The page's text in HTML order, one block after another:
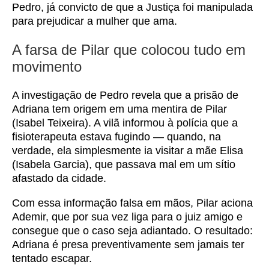
Pedro, já convicto de que a Justiça foi manipulada
para prejudicar a mulher que ama.
A farsa de Pilar que colocou tudo em
movimento
A investigação de Pedro revela que a prisão de
Adriana tem origem em uma mentira de Pilar
(Isabel Teixeira). A vilã informou à polícia que a
fisioterapeuta estava fugindo — quando, na
verdade, ela simplesmente ia visitar a mãe Elisa
(Isabela Garcia), que passava mal em um sítio
afastado da cidade.
Com essa informação falsa em mãos, Pilar aciona
Ademir, que por sua vez liga para o juiz amigo e
consegue que o caso seja adiantado. O resultado:
Adriana é presa preventivamente sem jamais ter
tentado escapar.